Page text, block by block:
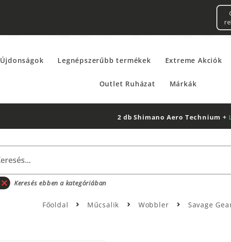
Újdonságok Legnépszerűbb termékek Extreme Akciók
Outlet Ruházat Márkák
2 db Shimano Aero Technium +
Keresés ebben a kategóriában
Főoldal Műcsalik Wobbler Savage